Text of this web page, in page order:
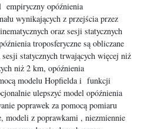
empiryczny opóźnienia
wynikających z przejścia przez
oraz sesji statycznych
troposferyczne są obliczane
statycznych trwających więcej niż
niż 2 km, opóźnienia
modelu Hopfielda i funkcji
ulepszyć model opóźnienia
poprawek za pomocą pomiaru
modeli z poprawkami , niezmiennie